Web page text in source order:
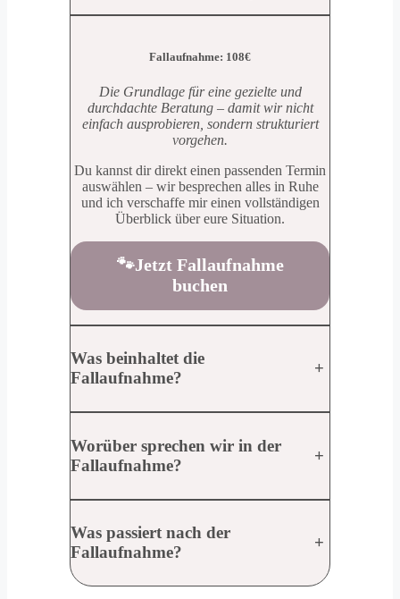
Fallaufnahme: 108€
Die Grundlage für eine gezielte und
durchdachte Beratung – damit wir nicht
einfach ausprobieren, sondern strukturiert
vorgehen.
Du kannst dir direkt einen passenden Termin
auswählen – wir besprechen alles in Ruhe
und ich verschaffe mir einen vollständigen
Überblick über eure Situation.
🐾Jetzt Fallaufnahme
buchen
Was beinhaltet die
Fallaufnahme?
+
Worüber sprechen wir in der
Fallaufnahme?
+
Was passiert nach der
Fallaufnahme?
+